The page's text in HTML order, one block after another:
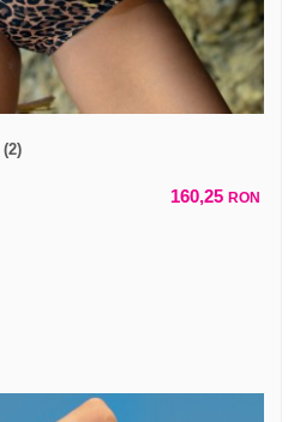
160,25 RON